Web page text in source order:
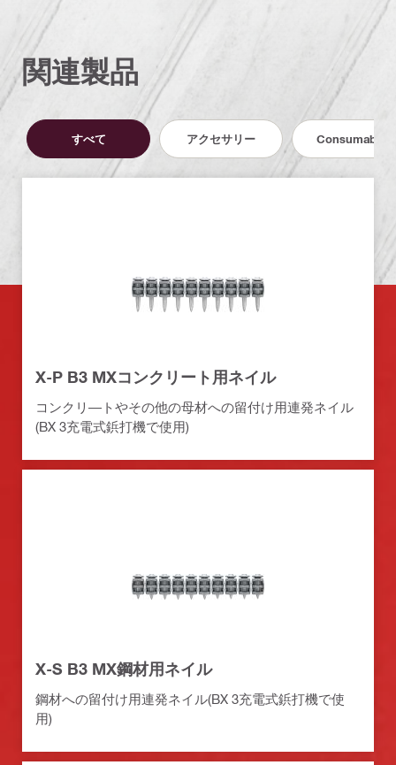
関連製品
すべて アクセサリー Consumables
X-P B3 MXコンクリート用ネイル
コンクリ―トやその他の母材への留付け用連発ネイル
(BX 3充電式鋲打機で使用)
X-S B3 MX鋼材用ネイル
鋼材への留付け用連発ネイル(BX 3充電式鋲打機で使
用)